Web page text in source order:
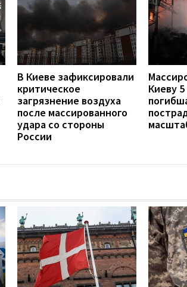
В Киеве зафиксировали
критическое
загрязнение воздуха
после массированного
удара со стороны
России
Киеву